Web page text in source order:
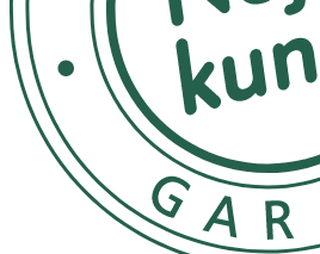
Aqua, Alcohol Denat., Glycerin,
Sodium Hydroxide, Sodium
Isoquercitrin, Sodium Ascorbyl
PEG-40 Hydrogenated Castor
um